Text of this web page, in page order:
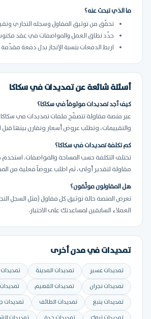
ما الذي تبحث عنه؟
تحقّق من توثيق المقاول وسجله التجاري
حدّد نطاق العمل والمواصفات في عقد
اربط الدفعات بنسبة الإنجاز بدل دفعة مقدّمة
أسئلة شائعة عن تمديدات في سكاكا
كيف أجد تمديدات موثوقاً في سكاكا؟
عبر منصة مقاولة تتصفّح ملفات تمديدات في سكاكا
والتقييمات، وتطلب عروض أسعار وتقارن بينها قبل
كم تكلفة تمديدات في سكاكا؟
تختلف التكلفة حسب المساحة والمواصفات. استخدم
مقاولة لتقدير أولي، ثم اطلب عروضاً فعلية من
هل المقاولون موثّقون؟
تعرض المنصة حالة توثيق كل مقاول (مثل السجل
العملاء السابقين لمساعدتك على الاختيار.
تمديدات في مدن أخرى
تمديدات عسير تمديدات المدينة
تمديدات نجران
تمديدات القصيم
تمديدات ينبع
تمديدات الطائف
تمديدات